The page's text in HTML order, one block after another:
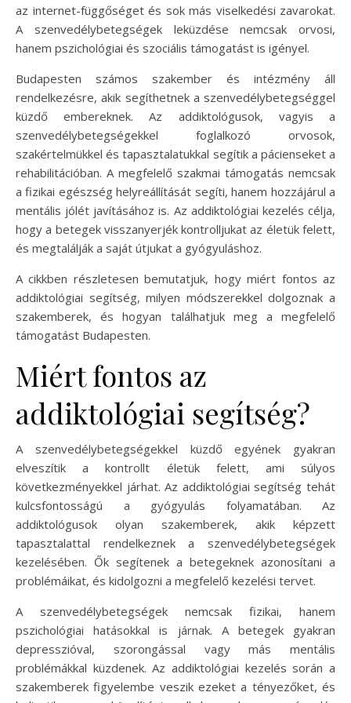
az internet-függőséget és sok más viselkedési zavarokat.
A szenvedélybetegségek leküzdése nemcsak orvosi,
hanem pszichológiai és szociális támogatást is igényel.
Budapesten számos szakember és intézmény áll
rendelkezésre, akik segíthetnek a szenvedélybetegséggel
küzdő embereknek. Az addiktológusok, vagyis a
szenvedélybetegségekkel foglalkozó orvosok,
szakértelmükkel és tapasztalatukkal segítik a pácienseket a
rehabilitációban. A megfelelő szakmai támogatás nemcsak
a fizikai egészség helyreállítását segíti, hanem hozzájárul a
mentális jólét javításához is. Az addiktológiai kezelés célja,
hogy a betegek visszanyerjék kontrolljukat az életük felett,
és megtalálják a saját útjukat a gyógyuláshoz.
A cikkben részletesen bemutatjuk, hogy miért fontos az
addiktológiai segítség, milyen módszerekkel dolgoznak a
szakemberek, és hogyan találhatjuk meg a megfelelő
támogatást Budapesten.
Miért fontos az
addiktológiai segítség?
A szenvedélybetegségekkel küzdő egyének gyakran
elveszítik a kontrollt életük felett, ami súlyos
következményekkel járhat. Az addiktológiai segítség tehát
kulcsfontosságú a gyógyulás folyamatában. Az
addiktológusok olyan szakemberek, akik képzett
tapasztalattal rendelkeznek a szenvedélybetegségek
kezelésében. Ők segítenek a betegeknek azonosítani a
problémáikat, és kidolgozni a megfelelő kezelési tervet.
A szenvedélybetegségek nemcsak fizikai, hanem
pszichológiai hatásokkal is járnak. A betegek gyakran
depresszióval, szorongással vagy más mentális
problémákkal küzdenek. Az addiktológiai kezelés során a
szakemberek figyelembe veszik ezeket a tényezőket, és